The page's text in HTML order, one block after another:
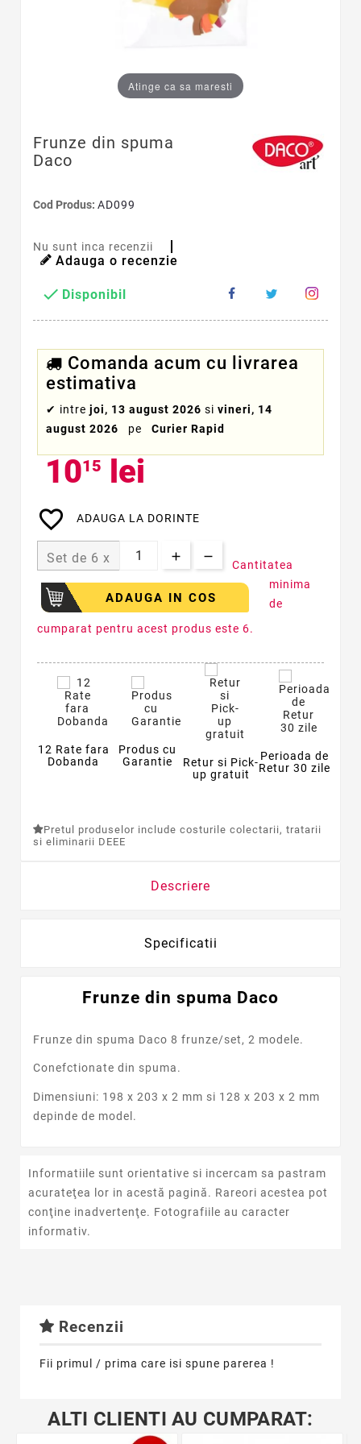
Atinge ca sa maresti
Frunze din spuma
Daco
Cod Produs: AD099
Nu sunt inca recenzii
Adauga o recenzie
 Disponibil
Comanda acum cu livrarea
estimativa
✔ intre joi, 13 august 2026 si vineri, 14
august 2026
pe Curier Rapid
1015 lei
favorite_border ADAUGA LA DORINTE
Set de 6 x
ADAUGA IN COS
Cantitatea
minima
de
cumparat pentru acest produs este 6.
12 Rate fara
Dobanda
Produs cu
Garantie
Retur si Pick-
up gratuit
Perioada de
Retur 30 zile
Pretul produselor include costurile colectarii, tratarii
si eliminarii DEEE
Descriere
Specificatii
Frunze din spuma Daco
Frunze din spuma Daco 8 frunze/set, 2 modele.
Conefctionate din spuma.
Dimensiuni: 198 x 203 x 2 mm si 128 x 203 x 2 mm
depinde de model.
Informatiile sunt orientative si incercam sa pastram
acurateţea lor in acestă pagină. Rareori acestea pot
conţine inadvertenţe. Fotografiile au caracter
informativ.
Recenzii
Fii primul / prima care isi spune parerea !
ALTI CLIENTI AU CUMPARAT: